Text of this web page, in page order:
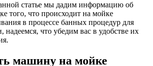
статье мы дадим информацию об
того, что происходит на мойке
в процессе банных процедур для
надеемся, что убедим вас в удобстве их
машину на мойке